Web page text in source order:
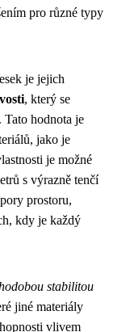
pro různé typy
je jejich
, který se
hodnota je
jako je
je možné
s výrazně tenčí
prostoru,
kdy je každý
stabilitou
jiné materiály
vlivem